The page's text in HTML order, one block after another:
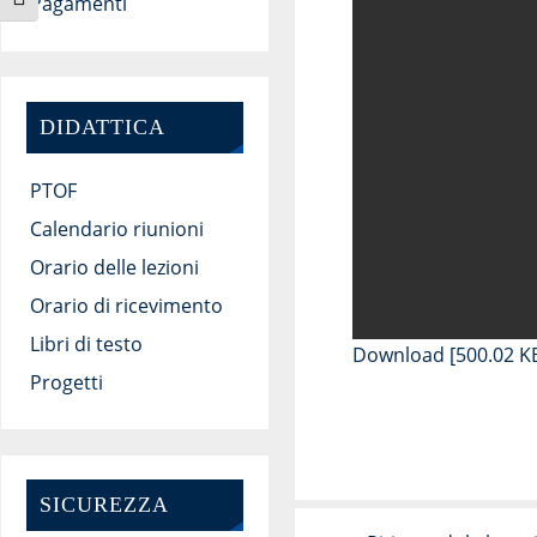
Download [500.02
DIDATTICA
PTOF
Calendario riunioni
Orario delle lezioni
Orario di ricevimento
Libri di testo
Progetti
SICUREZZA